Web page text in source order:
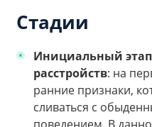
Стадии
Инициальный
расстройств: на
ранние признаки,
сливаться с